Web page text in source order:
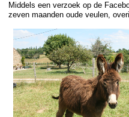
Middels een verzoek op de
zeven maanden oude veulen,